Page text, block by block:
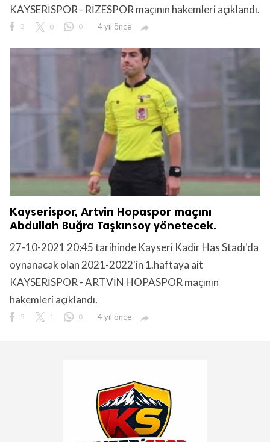
KAYSERİSPOR - RİZESPOR maçının hakemleri açıklandı.
3 0 0 4 yıl önce 
Kayserispor, Artvin Hopaspor maçını
Abdullah Buğra Taşkınsoy yönetecek.
27-10-2021 20:45 tarihinde Kayseri Kadir Has Stadı'da
oynanacak olan 2021-2022'in 1.haftaya ait
KAYSERİSPOR - ARTVİN HOPASPOR maçının
hakemleri açıklandı.
5 1 0 4 yıl önce 